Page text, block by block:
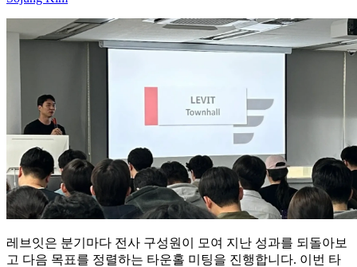
레브잇은 분기마다 전사 구성원이 모여 지난 성과를 되돌아보
고 다음 목표를 정렬하는 타운홀 미팅을 진행합니다. 이번 타